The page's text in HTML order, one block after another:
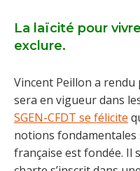
La laïcité pour
exclure.
Vincent Peillon a rendu
sera en vigueur dans
SGEN-CFDT se félicite
notions fondamentales
française est fondée. Il